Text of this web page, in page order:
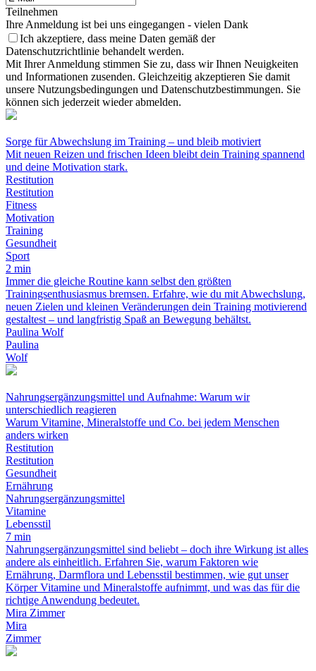
Teilnehmen
Ihre Anmeldung ist bei uns eingegangen - vielen Dank
Ich akzeptiere, dass meine Daten gemäß der
Datenschutzrichtlinie behandelt werden.
Mit Ihrer Anmeldung stimmen Sie zu, dass wir Ihnen Neuigkeiten
und Informationen zusenden. Gleichzeitig akzeptieren Sie damit
unsere Nutzungsbedingungen und Datenschutzbestimmungen. Sie
können sich jederzeit wieder abmelden.
Sorge für Abwechslung im Training – und bleib motiviert
Mit neuen Reizen und frischen Ideen bleibt dein Training spannend
und deine Motivation stark.
Restitution
Restitution
Fitness
Motivation
Training
Gesundheit
Sport
2 min
Immer die gleiche Routine kann selbst den größten
Trainingsenthusiasmus bremsen. Erfahre, wie du mit Abwechslung,
neuen Zielen und kleinen Veränderungen dein Training motivierend
gestaltest – und langfristig Spaß an Bewegung behältst.
Paulina Wolf
Paulina
Wolf
Nahrungsergänzungsmittel und Aufnahme: Warum wir
unterschiedlich reagieren
Warum Vitamine, Mineralstoffe und Co. bei jedem Menschen
anders wirken
Restitution
Restitution
Gesundheit
Ernährung
Nahrungsergänzungsmittel
Vitamine
Lebensstil
7 min
Nahrungsergänzungsmittel sind beliebt – doch ihre Wirkung ist alles
andere als einheitlich. Erfahren Sie, warum Faktoren wie
Ernährung, Darmflora und Lebensstil bestimmen, wie gut unser
Körper Vitamine und Mineralstoffe aufnimmt, und was das für die
richtige Anwendung bedeutet.
Mira Zimmer
Mira
Zimmer